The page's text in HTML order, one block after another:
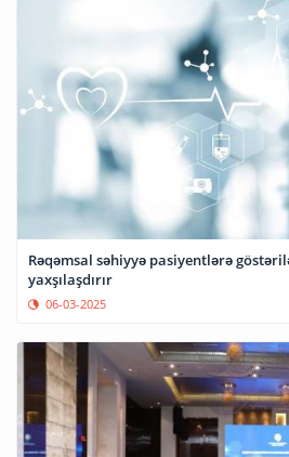
Rəqəmsal səhiyyə pasiyentlərə
yaxşılaşdırır
06-03-2025